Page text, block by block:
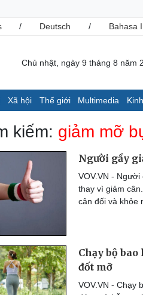
/ Deutsch / Bahasa
Chủ nhật, ngày 9 tháng 8 năm
Xã hội Thế giới Multimedia
Tin 24h
Giáo dục
Dự báo thời tiết
Dấu ấn VOV
Việc làm
Biển đảo
Bóng đá quốc tế
Bóng đá Việt Nam
Thế giới thể thao
Lịch thi đấu bóng đá
kiếm: giảm mỡ
Người gầy
VOV.VN -
thay vì giảm
cân đối và khỏe
Chạy bộ
đốt mỡ
VOV.VN - Chạy